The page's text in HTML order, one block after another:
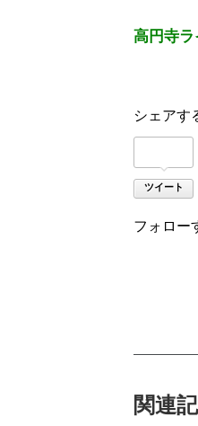
高円寺
シェアす
ツイート
フォロー
関連